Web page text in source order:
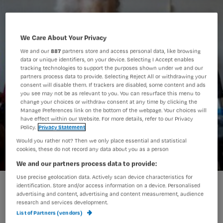
Kennisquiz: kleinschalig wonen
We Care About Your Privacy
We and our887 partners store and access personal data, like browsing
data or unique identifiers, on your device. Selecting I Accept enables
tracking technologies to support the purposes shown under we and our
partners process data to provide. Selecting Reject All or withdrawing your
consent will disable them. If trackers are disabled, some content and ads
you see may not be as relevant to you. You can resurface this menu to
change your choices or withdraw consent at any time by clicking the
Manage Preferences link on the bottom of the webpage. Your choices will
have effect within our Website. For more details, refer to our Privacy
Policy. Privacy Statement
Would you rather not? Then we only place essential and statistical
cookies, these do not record any data about you as a person
We and our partners process data to provide:
Use precise geolocation data. Actively scan device characteristics for
identification. Store and/or access information on a device. Personalised
advertising and content, advertising and content measurement, audience
research and services development.
List of Partners (vendors)